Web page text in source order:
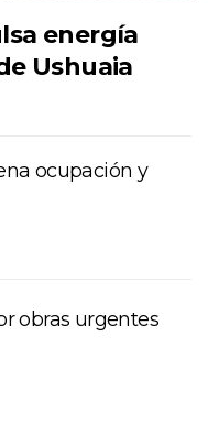
energía
Ushuaia
ocupación y
obras urgentes